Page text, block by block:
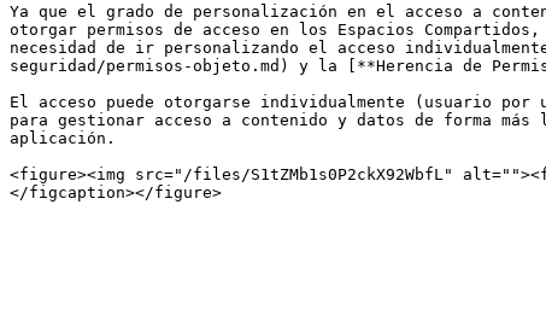
Ya que el grado de personalización en el acceso a
otorgar permisos de acceso en los Espacios
necesidad de ir personalizando el acceso
seguridad/permisos-objeto.md) y la [**Herencia de
El acceso puede otorgarse individualmente (usuario
para gestionar acceso a contenido y datos de forma
aplicación.
<figure><img src="/files/S1tZMb1s0P2ckX92WbfL"